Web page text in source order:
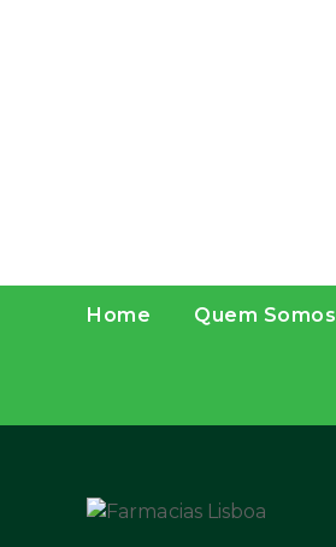
Home Quem Somos